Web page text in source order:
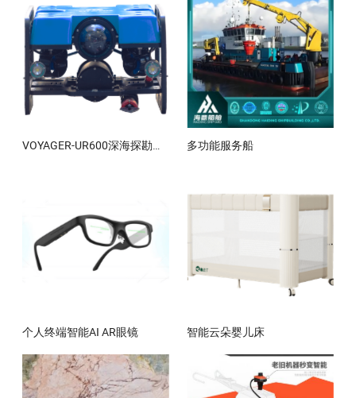
VOYAGER-UR600深海探勘水下机器人 多功能服务船
个人终端智能AI AR眼镜 智能云朵婴儿床